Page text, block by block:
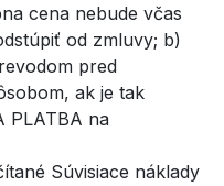
cena nebude včas
od zmluvy; b)
pred
ak je tak
PLATBA na
Súvisiace náklady